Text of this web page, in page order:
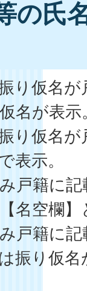
の氏
り仮名
名が表示
り仮名
表示。
み戸籍
名空欄】
み戸籍
振り仮